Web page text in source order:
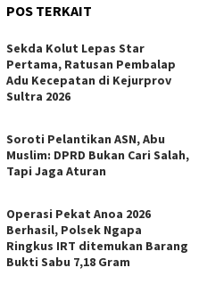
POS TERKAIT
Sekda Kolut Lepas Star
Pertama, Ratusan Pembalap
Adu Kecepatan di Kejurprov
Sultra 2026
Soroti Pelantikan ASN, Abu
Muslim: DPRD Bukan Cari Salah,
Tapi Jaga Aturan
Operasi Pekat Anoa 2026
Berhasil, Polsek Ngapa
Ringkus IRT ditemukan Barang
Bukti Sabu 7,18 Gram